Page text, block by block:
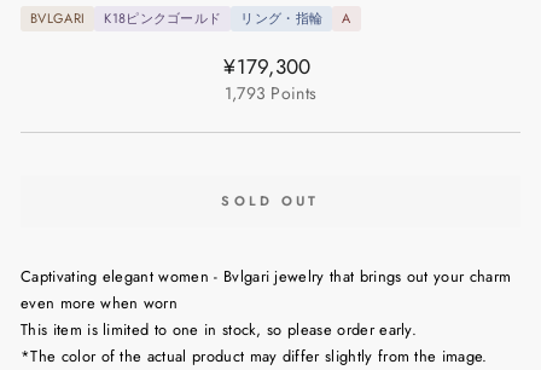
BVLGARI K18ピンクゴールド リング・指輪 A
Regular
price
¥179,300
1,793 Points
SOLD OUT
Captivating elegant women - Bvlgari jewelry that brings out your charm
even more when worn
This item is limited to one in stock, so please order early.
*The color of the actual product may differ slightly from the image.